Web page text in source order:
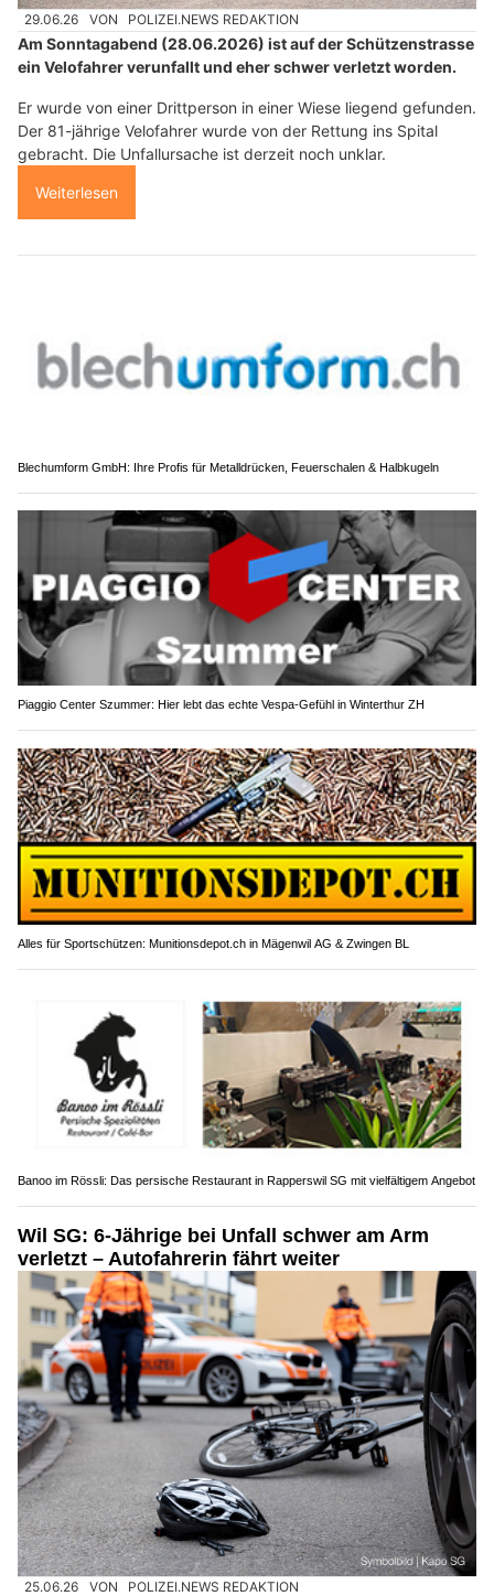
29.06.26 VON POLIZEI.NEWS REDAKTION
Am Sonntagabend (28.06.2026) ist auf der Schützenstrasse
ein Velofahrer verunfallt und eher schwer verletzt worden.
Er wurde von einer Drittperson in einer Wiese liegend gefunden.
Der 81-jährige Velofahrer wurde von der Rettung ins Spital
gebracht. Die Unfallursache ist derzeit noch unklar.
Weiterlesen
Blechumform GmbH: Ihre Profis für Metalldrücken, Feuerschalen & Halbkugeln
Piaggio Center Szummer: Hier lebt das echte Vespa-Gefühl in Winterthur ZH
Alles für Sportschützen: Munitionsdepot.ch in Mägenwil AG & Zwingen BL
Banoo im Rössli: Das persische Restaurant in Rapperswil SG mit vielfältigem Angebot
Wil SG: 6-Jährige bei Unfall schwer am Arm
verletzt – Autofahrerin fährt weiter
25.06.26 VON POLIZEI.NEWS REDAKTION